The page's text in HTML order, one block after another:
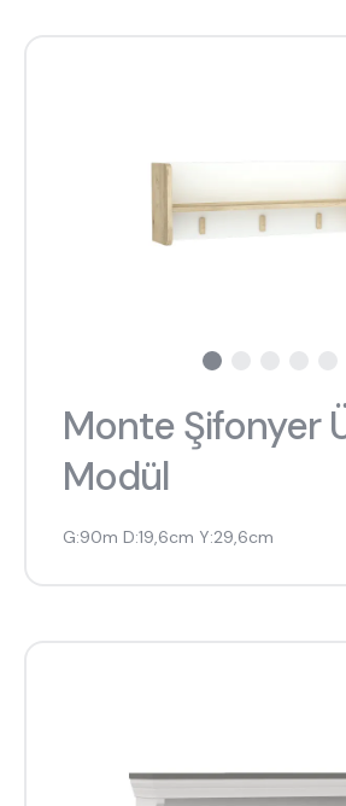
Monte Şifonyer
Modül
G:90m D:19,6cm Y:29,6cm